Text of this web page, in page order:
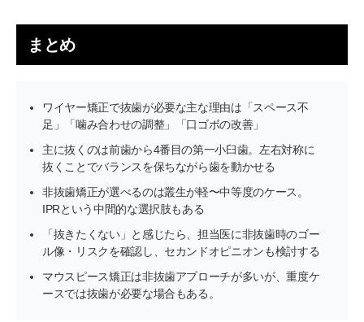
まとめ
ワイヤー矯正で抜歯が必要な主な理由は「スペース不
足」「噛み合わせの調整」「口ゴボの改善」
主に抜くのは前歯から4番目の第一小臼歯。左右対称に
抜くことでバランスを保ちながら歯を動かせる
非抜歯矯正が選べるのは叢生が軽〜中等度のケース。
IPRという中間的な選択肢もある
「抜きたくない」と感じたら、担当医に非抜歯時のゴー
ル像・リスクを確認し、セカンドオピニオンも検討する
マウスピース矯正は非抜歯アプローチが多いが、重度ケ
ースでは抜歯が必要な場合もある。